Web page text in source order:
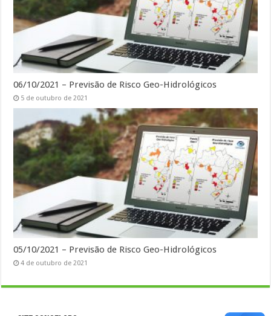
06/10/2021 – Previsão de Risco Geo-Hidrológicos
5 de outubro de 2021
05/10/2021 – Previsão de Risco Geo-Hidrológicos
4 de outubro de 2021